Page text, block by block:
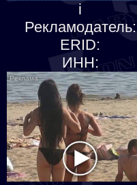
i
Рекламодатель:
ERID:
ИНН: